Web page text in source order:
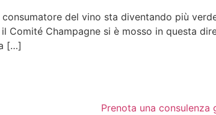
consumatore del vino sta diventando più
Comité Champagne si è mosso in questa
[…]
Prenota una consulenza